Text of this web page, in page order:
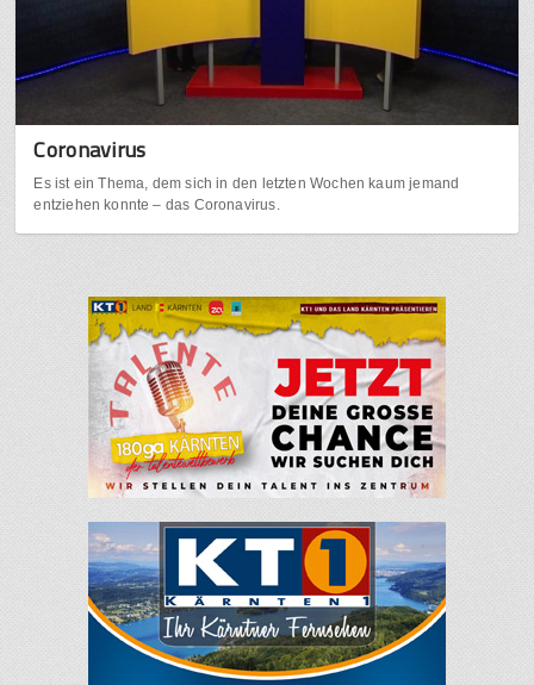
Coronavirus
Es ist ein Thema, dem sich in den letzten Wochen kaum jemand
entziehen konnte – das Coronavirus.